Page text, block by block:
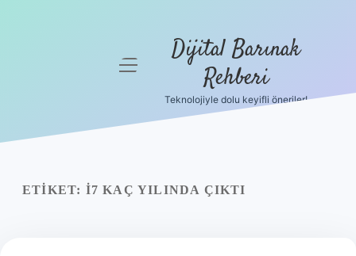
menüyü
Dijital Barınak
Rehberi
Teknolojiyle dolu keyifli öneriler!
ETIKET: İ7 KAÇ YILINDA ÇIKTI